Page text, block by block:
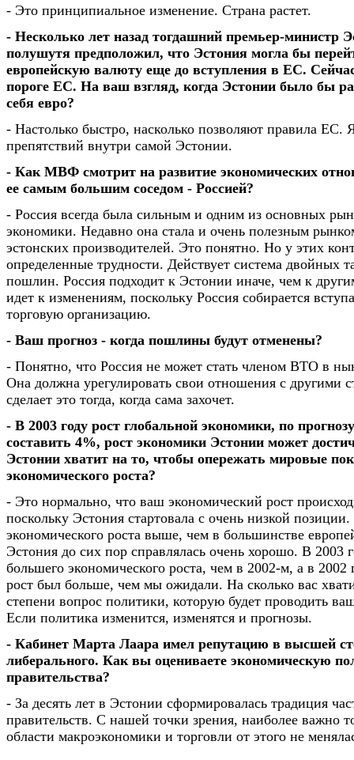
- Это принципиальное изменение. Страна растет.
- Несколько лет назад тогдашний премьер-министр
полушутя предположил, что Эстония могла бы
европейскую валюту еще до вступления в ЕС.
пороге ЕС. На ваш взгляд, когда Эстонии было бы
себя евро?
- Настолько быстро, насколько позволяют правила ЕС.
препятствий внутри самой Эстонии.
- Как МВФ смотрит на развитие экономических
ее самым большим соседом - Россией?
- Россия всегда была сильным и одним из основных
экономики. Недавно она стала и очень полезным
эстонских производителей. Это понятно. Но у этих
определенные трудности. Действует система двойных
пошлин. Россия подходит к Эстонии иначе, чем к
идет к изменениям, поскольку Россия собирается
торговую организацию.
- Ваш прогноз - когда пошлины будут отменены?
- Понятно, что Россия не может стать членом ВТО в
Она должна урегулировать свои отношения с другими
сделает это тогда, когда сама захочет.
- В 2003 году рост глобальной экономики, по
составить 4%, рост экономики Эстонии может
Эстонии хватит на то, чтобы опережать мировые
экономического роста?
- Это нормально, что ваш экономический рост
поскольку Эстония стартовала с очень низкой
экономического роста выше, чем в большинстве
Эстония до сих пор справлялась очень хорошо. В 2003
большего экономического роста, чем в 2002-м, а в 2002
рост был больше, чем мы ожидали. На сколько вас
степени вопрос политики, которую будет проводить
Если политика изменится, изменятся и прогнозы.
- Кабинет Марта Лаара имел репутацию в высшей
либерального. Как вы оцениваете экономическую
правительства?
- За десять лет в Эстонии сформировалась традиция
правительств. С нашей точки зрения, наиболее важно
области макроэкономики и торговли от этого не